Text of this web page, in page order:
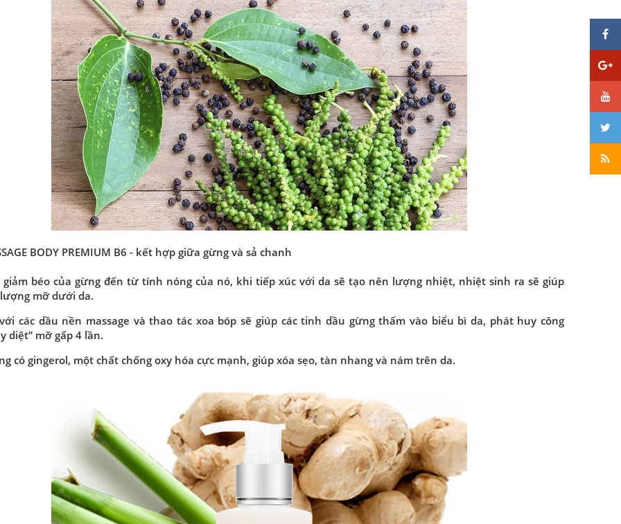
BODY PREMIUM B6 - kết hợp giữa gừng và sả chanh
giảm béo của gừng đến từ tính nóng của nó, khi tiếp xúc với da sẽ tạo nên lượng nhiệt, nhiệt sinh ra sẽ giúp
mỡ dưới da.
các dầu nền massage và thao tác xoa bóp sẽ giúp các tinh dầu gừng thấm vào biểu bì da, phát huy công
diệt” mỡ gấp 4 lần.
có gingerol, một chất chống oxy hóa cực mạnh, giúp xóa sẹo, tàn nhang và nám trên da.